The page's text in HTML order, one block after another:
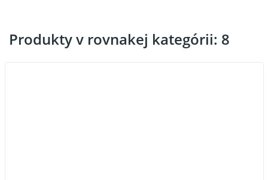
Produkty v rovnakej kategórii: 8